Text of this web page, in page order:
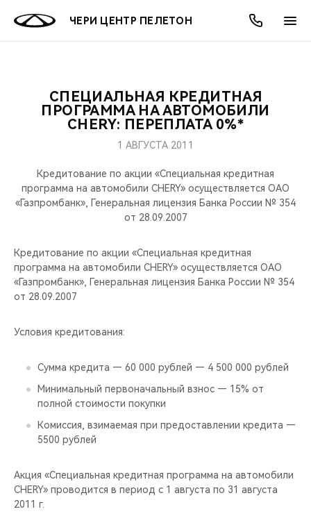
ЧЕРИ ЦЕНТР ПЕЛЕТОН
МОДЕЛИ
КРОССОВЕРЫ
НОВИНКИ
ПОКУПАТЕЛЯМ
КРЕДИТ И СТРАХОВАНИЕ
ВЛАДЕЛЬЦАМ
ЗАПЧАСТИ И АКСЕССУАРЫ
ПОДДЕРЖКА
МИР CHERY
О БРЕНДЕ
CHERY В СОЦСЕТЯХ
БЛАГОТВОРИТЕЛЬНОСТЬ
НАШИ МЕРОПРИЯТИЯ
ВИДЕООБЗОРЫ
АКЦИИ
ОНЛАЙН СЕРВИСЫ
КРЕДИТ
О КОМПАНИИ
МЫ В СОЦСЕТЯХ
СПЕЦИАЛЬНАЯ КРЕДИТНАЯ
ПРОГРАММА НА АВТОМОБИЛИ
CHERY: ПЕРЕПЛАТА 0%*
1 АВГУСТА 2011
Кредитование по акции «Специальная кредитная
программа на автомобили CHERY» осуществляется ОАО
«Газпромбанк», Генеральная лицензия Банка России № 354
от 28.09.2007
Кредитование по акции «Специальная кредитная
программа на автомобили CHERY» осуществляется ОАО
«Газпромбанк», Генеральная лицензия Банка России № 354
от 28.09.2007
Условия кредитования:
Сумма кредита — 60 000 рублей — 4 500 000 рублей
Минимальный первоначальный взнос — 15% от
полной стоимости покупки
Комиссия, взимаемая при предоставлении кредита —
5500 рублей
Акция «Специальная кредитная программа на автомобили
CHERY» проводится в период с 1 августа по 31 августа
2011 г.